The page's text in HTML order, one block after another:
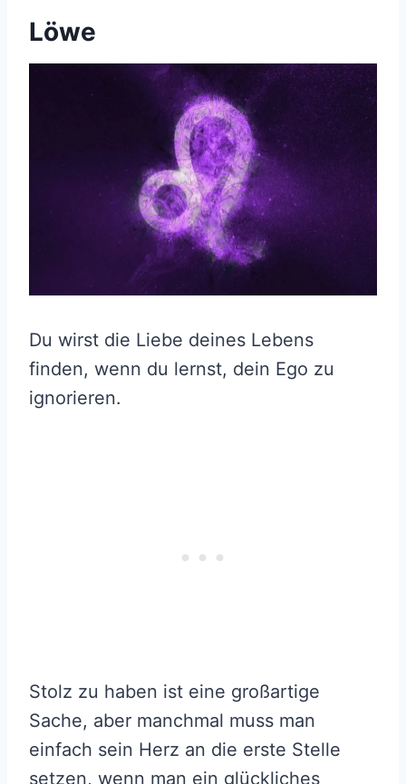
Löwe
Du wirst die Liebe deines Lebens
finden, wenn du lernst, dein Ego zu
ignorieren.
Stolz zu haben ist eine großartige
Sache, aber manchmal muss man
einfach sein Herz an die erste Stelle
setzen, wenn man ein glückliches